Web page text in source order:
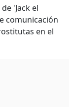
'Jack el
comunicación
en el